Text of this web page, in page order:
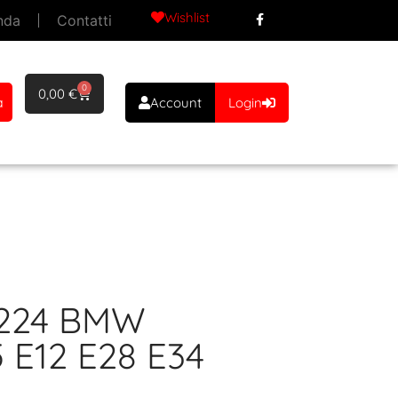
Contatti Wishlist
0,00€ 0
Account Login
BMW
E28 E34